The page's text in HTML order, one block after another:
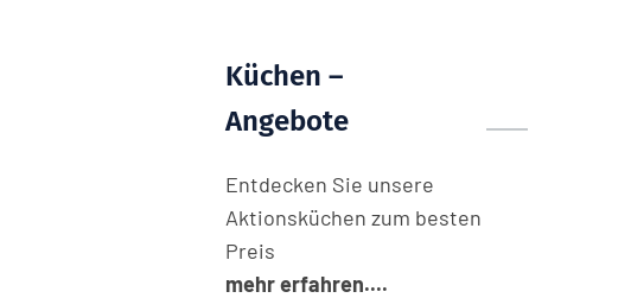
Küchen –
Angebote
Entdecken Sie unsere
Aktionsküchen zum besten
Preis
mehr erfahren....